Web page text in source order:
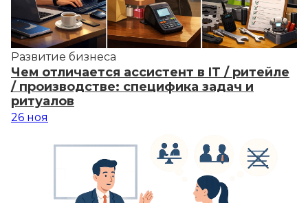
Развитие бизнеса
Чем отличается ассистент в IT / ритейле
/ производстве: специфика задач и
ритуалов
26 ноя